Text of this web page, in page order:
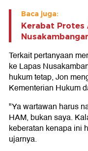
Baca juga:
Kerabat Protes
Terkait pertanyaan
ke Lapas
hukum tetap, Jon
Kementerian Hukum
"Ya wartawan harus
HAM, bukan saya.
keberatan kenapa ini
ujarnya.